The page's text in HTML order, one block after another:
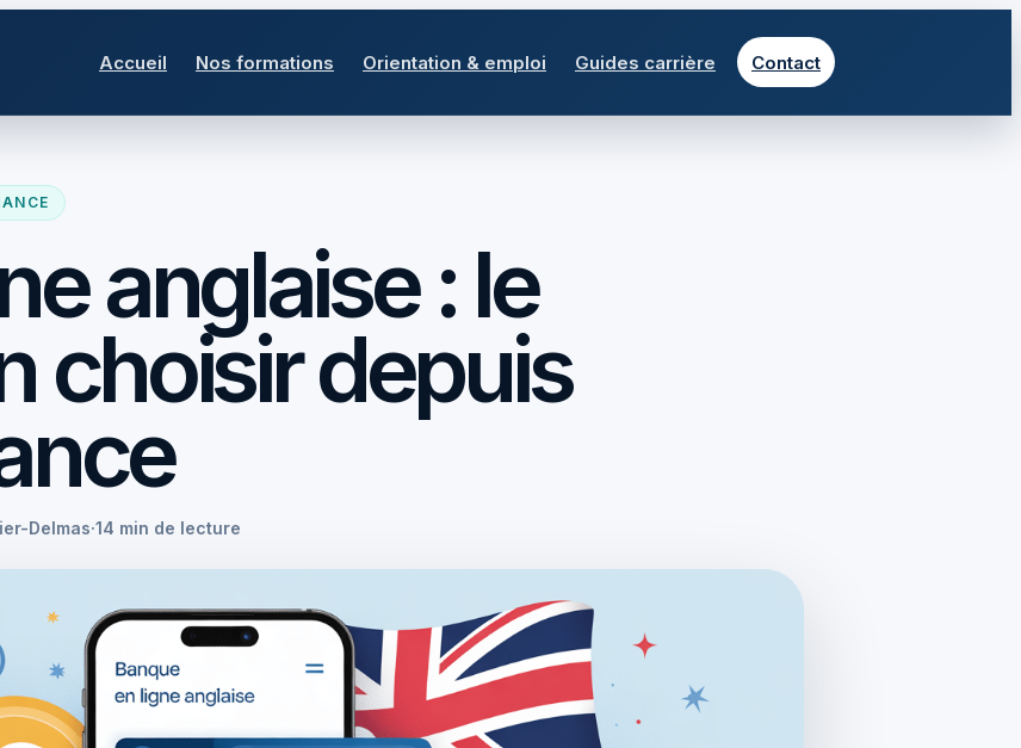
Accueil Nos formations Orientation & emploi Guides carrière Contact
anglaise : le
choisir depuis
Delmas·14 min de lecture